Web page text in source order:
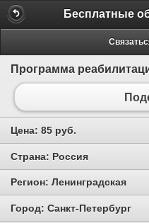
Программа
Цена: 85 руб.
Страна: Россия
Регион: Ленинградская
Город: Санкт-Петербург